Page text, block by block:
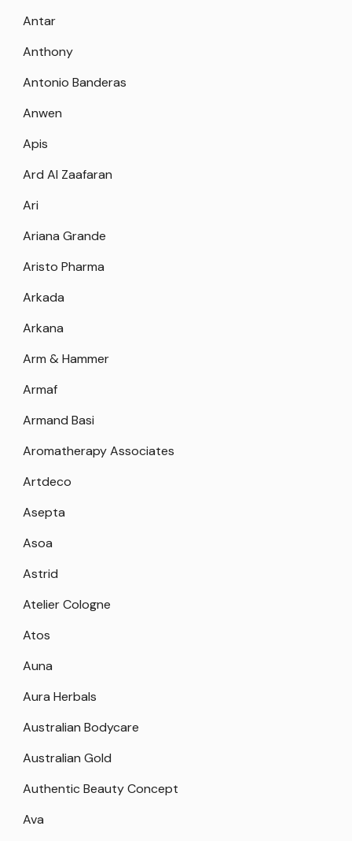
Antar
Anthony
Antonio Banderas
Anwen
Apis
Ard Al Zaafaran
Ari
Ariana Grande
Aristo Pharma
Arkada
Arkana
Arm & Hammer
Armaf
Armand Basi
Aromatherapy Associates
Artdeco
Asepta
Asoa
Astrid
Atelier Cologne
Atos
Auna
Aura Herbals
Australian Bodycare
Australian Gold
Authentic Beauty Concept
Ava